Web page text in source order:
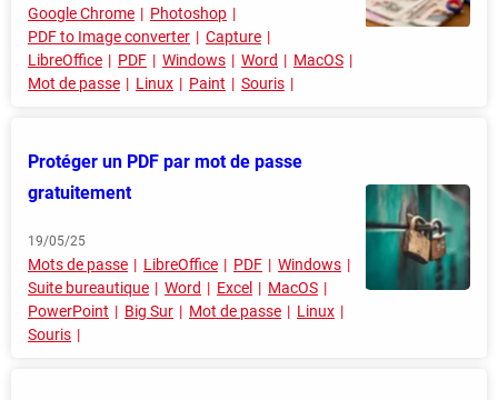
Google Chrome
Photoshop
PDF to Image converter
Capture
LibreOffice
PDF Windows Word
MacOS
Mot de passe
Linux Paint Souris
Protéger un PDF par mot de passe
gratuitement
19/05/25
Mots de passe LibreOffice PDF
Windows
Suite bureautique
Word Excel
MacOS
PowerPoint
Big Sur Mot de passe
Linux
Souris